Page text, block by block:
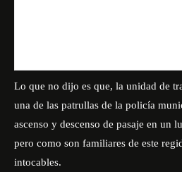
Lo que no dijo es que, la unidad de
una de las patrullas de la policía
ascenso y descenso de pasaje en un
pero como son familiares de este
intocables.